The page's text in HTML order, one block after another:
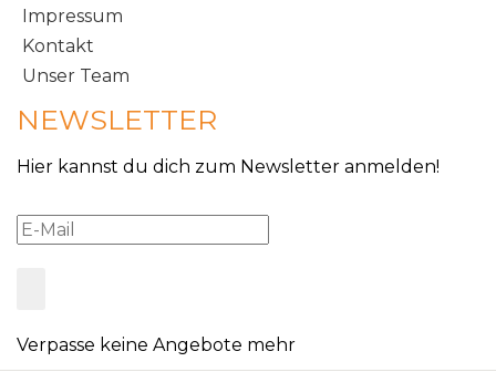
Impressum
Kontakt
Unser Team
NEWSLETTER
Hier kannst du dich zum Newsletter anmelden!
Verpasse keine Angebote mehr